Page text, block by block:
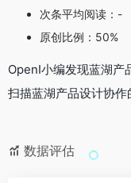
次条平均阅读：-
原创比例：50%
OpenI小编发现蓝湖产
扫描蓝湖产品设计协作
数据评估